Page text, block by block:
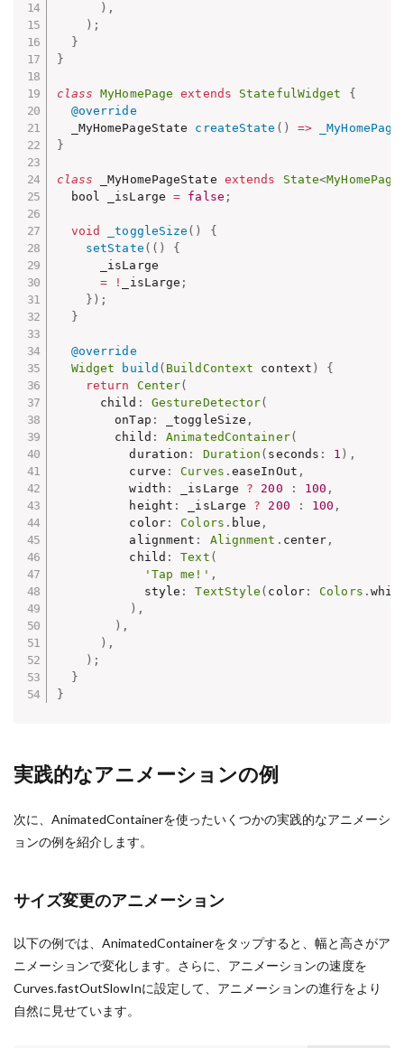
) ,
) ;
}
}
class MyHomePage extends StatefulWidget
{
@override
  _MyHomePageState
createState ( ) =>
}
class _MyHomePageState extends State<MyHomePage
  bool _isLarge
= false ;
void _toggleSize ( )
{
setState ( ( )
{
      _isLarge
=
! _isLarge ;
} ) ;
}
@override
Widget
build ( BuildContext context )
{
return
Center(
      child
: GestureDetector(
        onTap
: _toggleSize ,
        child
: AnimatedContainer(
          duration
: Duration ( seconds : 1 ) ,
          curve
: Curves . easeInOut ,
          width
: _isLarge ? 200 : 100 ,
          height
: _isLarge ? 200 : 100 ,
          color
: Colors . blue ,
          alignment
: Alignment . center ,
          child
: Text (
'Tap me!' ,
            style
: TextStyle ( color: Colors .
) ,
) ,
) ,
) ;
}
}
実践的なアニメーションの例
次に、AnimatedContainerを使ったいくつかの実践的なアニメーシ
ョンの例を紹介します。
サイズ変更のアニメーション
以下の例では、AnimatedContainerをタップすると、幅と高さがア
ニメーションで変化します。さらに、アニメーションの速度を
Curves.fastOutSlowInに設定して、アニメーションの進行をより
自然に見せています。